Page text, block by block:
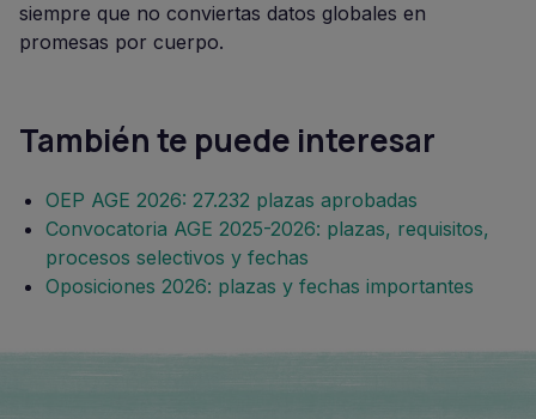
siempre que no conviertas datos globales en
promesas por cuerpo.
También te puede interesar
OEP AGE 2026: 27.232 plazas aprobadas
Convocatoria AGE 2025-2026: plazas, requisitos,
procesos selectivos y fechas
Oposiciones 2026: plazas y fechas importantes